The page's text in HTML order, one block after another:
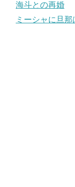
海斗との再婚
ミーシャに旦